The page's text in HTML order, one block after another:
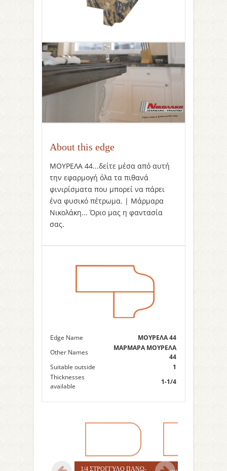
About this edge
ΜΟΥΡΕΛΑ 44...δείτε μέσα από αυτή
την εφαρμογή όλα τα πιθανά
φινιρίσματα που μπορεί να πάρει
ένα φυσικό πέτρωμα. | Μάρμαρα
Νικολάκη... Όριο μας η φαντασία
σας.
Edge Name
ΜΟΥΡΕΛΑ 44
Other Names
ΜΑΡΜΑΡΑ ΜΟΥΡΕΛΑ
44
Suitable outside
1
Thicknesses
available
1-1/4
1/4 ΣΤΡΟΓΓΥΛΟ ΠΑΝΩ-